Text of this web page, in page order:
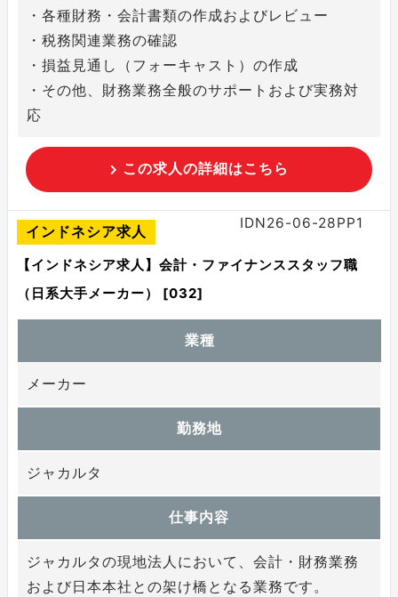
・各種財務・会計書類の作成およびレビュー
・税務関連業務の確認
・損益見通し（フォーキャスト）の作成
・その他、財務業務全般のサポートおよび実務対
応
この求人の詳細はこちら
インドネシア求人
IDN26-06-28PP1
【インドネシア求人】会計・ファイナンススタッフ職
（日系大手メーカー） [032]
業種
メーカー
勤務地
ジャカルタ
仕事内容
ジャカルタの現地法人において、会計・財務業務
および日本本社との架け橋となる業務です。